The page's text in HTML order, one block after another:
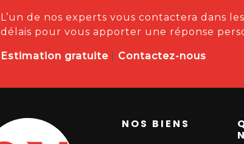
L’un de nos experts vous contactera dans
délais pour vous apporter une réponse
Estimation gratuite Contactez-nous
NOS BIENS